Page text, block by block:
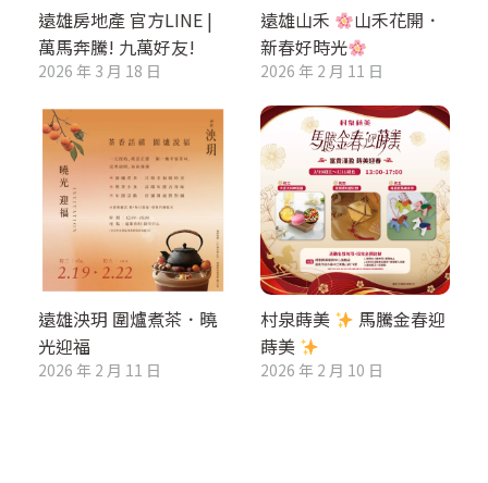
遠雄房地產 官方LINE |
萬馬奔騰! 九萬好友!
2026 年 3 月 18 日
遠雄山禾
山禾花開．
新春好時光
2026 年 2 月 11 日
遠雄泱玥 圍爐煮茶．曉
光迎福
2026 年 2 月 11 日
村泉蒔美
馬騰金春迎
蒔美
2026 年 2 月 10 日